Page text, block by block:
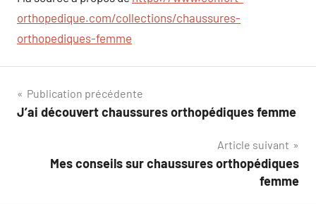
orthopedique.com/collections/chaussures-
orthopediques-femme
Navigation
de
Publication précédente
J’ai découvert chaussures orthopédiques femme
Article suivant
Mes conseils sur chaussures orthopédiques
femme